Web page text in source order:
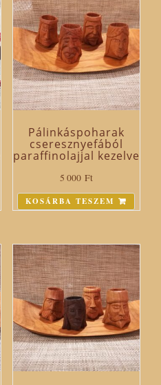
Pálinkáspoharak
cseresznyefából
paraffinolajjal kezelve
5 000 Ft
KOSÁRBA TESZEM